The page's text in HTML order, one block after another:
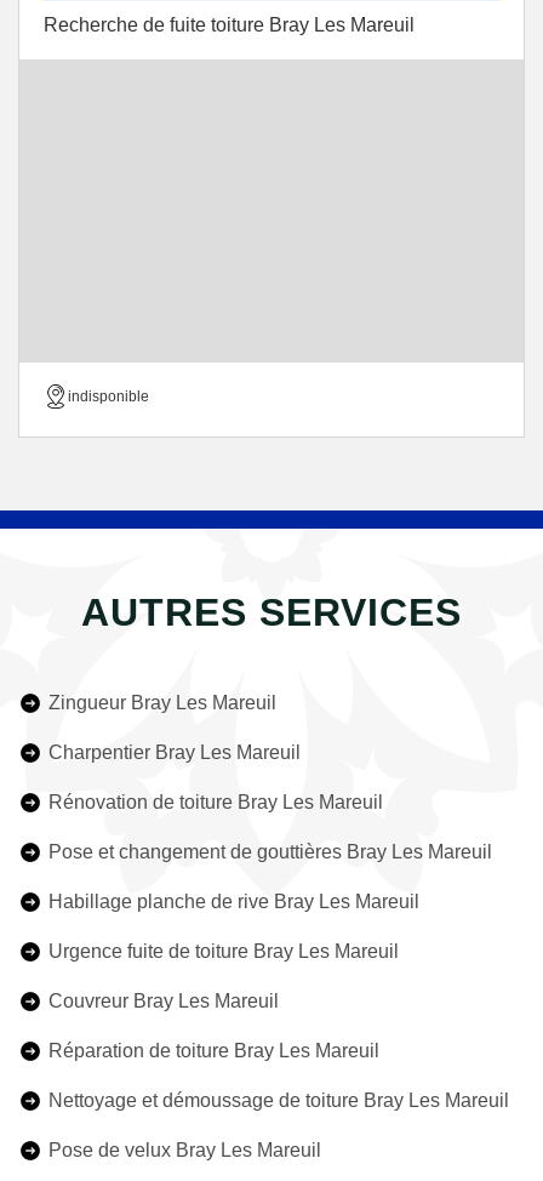
Recherche de fuite toiture Bray Les Mareuil
indisponible
AUTRES SERVICES
Zingueur Bray Les Mareuil
Charpentier Bray Les Mareuil
Rénovation de toiture Bray Les Mareuil
Pose et changement de gouttières Bray Les Mareuil
Habillage planche de rive Bray Les Mareuil
Urgence fuite de toiture Bray Les Mareuil
Couvreur Bray Les Mareuil
Réparation de toiture Bray Les Mareuil
Nettoyage et démoussage de toiture Bray Les Mareuil
Pose de velux Bray Les Mareuil